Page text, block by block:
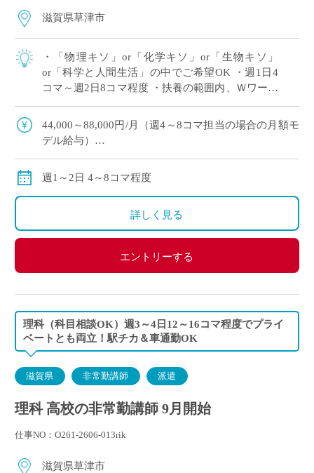
滋賀県草津市
・「物理キソ」or「化学キソ」or「生物キソ」
or「科学と人間生活」の中でご希望OK ・週1日4
コマ～週2日8コマ程度 ・扶養の範囲内、Ｗワーク
高等学校にて、理科の非常勤講師 […]
44,000～88,000円/月（週4～8コマ担当の場合の月額モ
デル給与）
算になります。
週1～2日 4～8コマ程度
詳しく見る
エントリーする
理科（科目相談OK）週3～4日12～16コマ程度でプライ
ベートとも両立！駅チカ＆車通勤OK
滋賀県 非常勤講師 派遣
理科 高校の非常勤講師 9月開始
仕事NO：O261-2606-013rik
滋賀県草津市